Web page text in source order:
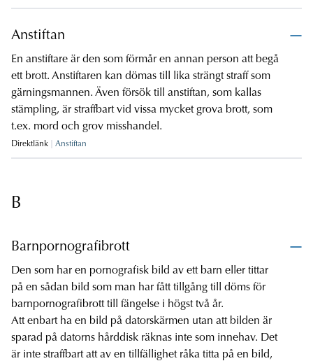
Anstiftan
En anstiftare är den som förmår en annan person att begå
ett brott. Anstiftaren kan dömas till lika strängt straff som
gärningsmannen. Även försök till anstiftan, som kallas
stämpling, är straffbart vid vissa mycket grova brott, som
t.ex. mord och grov misshandel.
Direktlänk Anstiftan
B
Barnpornografibrott
Den som har en pornografisk bild av ett barn eller tittar
på en sådan bild som man har fått tillgång till döms för
barnpornografibrott till fängelse i högst två år.
Att enbart ha en bild på datorskärmen utan att bilden är
sparad på datorns hårddisk räknas inte som innehav. Det
är inte straffbart att av en tillfällighet råka titta på en bild,